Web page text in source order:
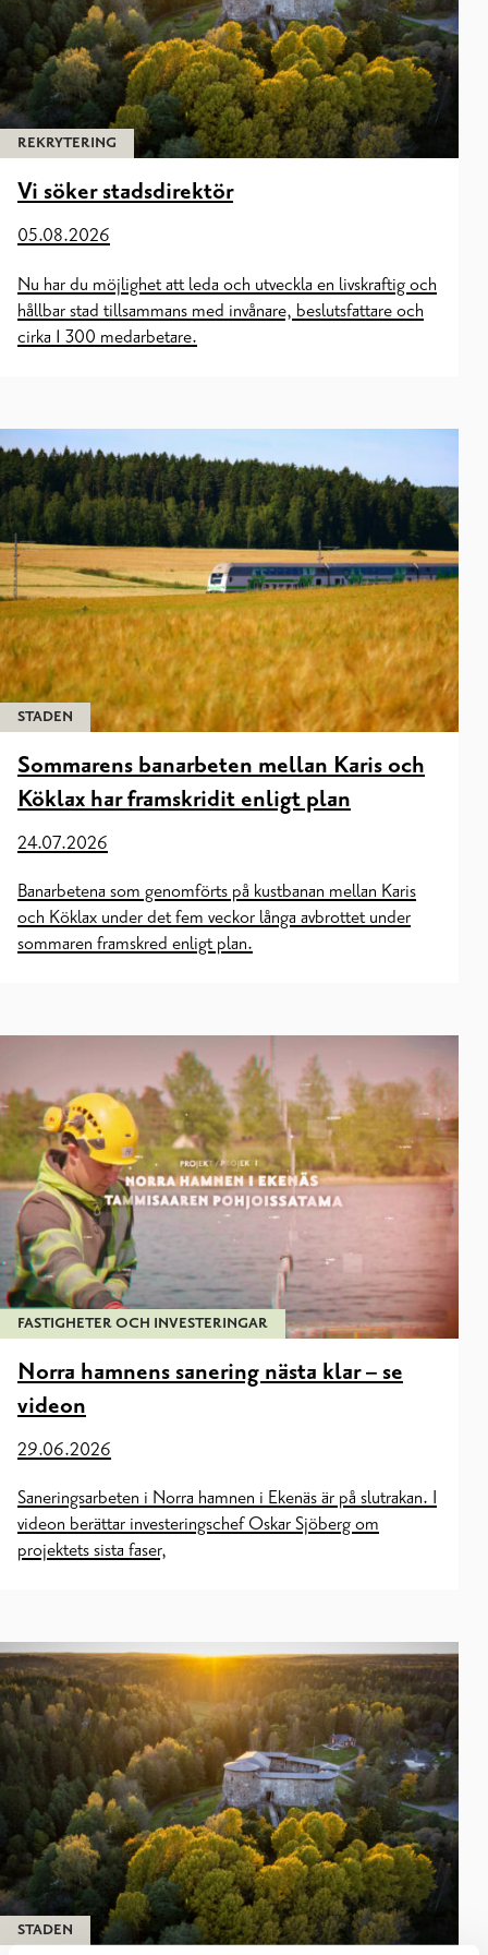
Revisionsnämnd
Sydspetsens miljöhälsonämnd
Tekniska nämnden
Stadsstyrelsen
REKRYTERING
Vi söker stadsdirektör
05.08.2026
Nu har du möjlighet att leda och utveckla en livskraftig och
hållbar stad tillsammans med invånare, beslutsfattare och
cirka 1 300 medarbetare.
STADEN
Sommarens banarbeten mellan Karis och
Köklax har framskridit enligt plan
24.07.2026
Banarbetena som genomförts på kustbanan mellan Karis
och Köklax under det fem veckor långa avbrottet under
sommaren framskred enligt plan.
FASTIGHETER OCH INVESTERINGAR
Norra hamnens sanering nästa klar – se
videon
29.06.2026
Saneringsarbeten i Norra hamnen i Ekenäs är på slutrakan. I
videon berättar investeringschef Oskar Sjöberg om
projektets sista faser,
STADEN